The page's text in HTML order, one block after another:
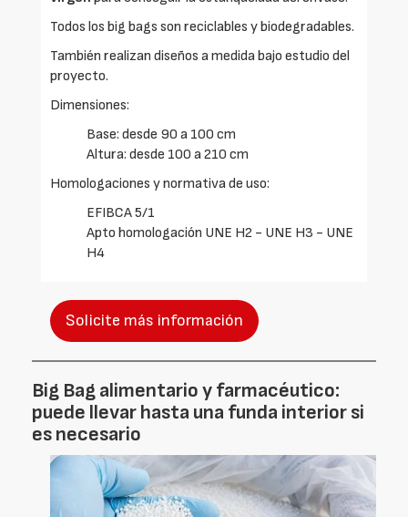
Todos los big bags son reciclables y biodegradables.
También realizan diseños a medida bajo estudio del
proyecto.
Dimensiones:
Base: desde 90 a 100 cm
Altura: desde 100 a 210 cm
Homologaciones y normativa de uso:
EFIBCA 5/1
Apto homologación UNE H2 - UNE H3 - UNE
H4
Solicite más información
Big Bag alimentario y farmacéutico:
puede llevar hasta una funda interior si
es necesario